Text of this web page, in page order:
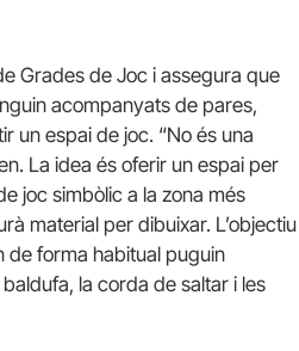
Grades de Joc i assegura que
acompanyats de pares,
un espai de joc. “No és una
La idea és oferir un espai per
joc simbòlic a la zona més
material per dibuixar. L’objectiu
de forma habitual puguin
la corda de saltar i les